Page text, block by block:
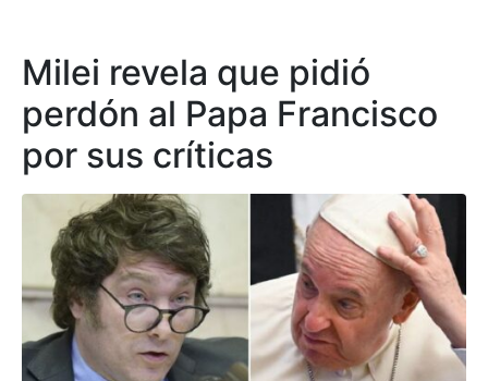
Milei revela que pidió
perdón al Papa Francisco
por sus críticas